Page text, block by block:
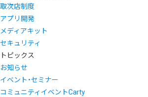
取次店制度
アプリ開発
メディアキット
セキュリティ
トピックス
お知らせ
イベント・セミナー
コミュニティイベントCarty